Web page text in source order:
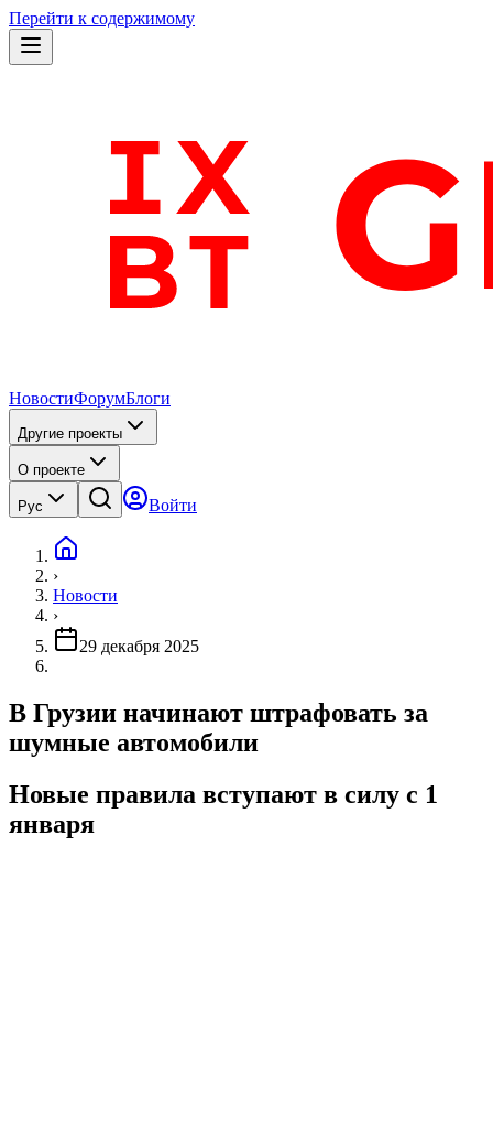
Перейти к содержимому
НовостиФорумБлоги
Другие проекты
О проекте
Рус Войти
›
Новости
›
29 декабря 2025
В Грузии начинают штрафовать за
шумные автомобили
Новые правила вступают в силу с 1
января